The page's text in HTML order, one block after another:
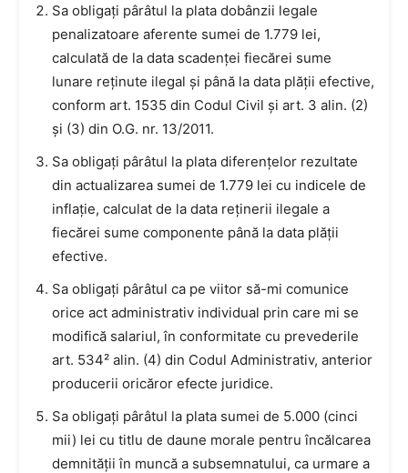
Sa obligați pârâtul la plata dobânzii legale
penalizatoare aferente sumei de 1.779 lei,
calculată de la data scadenței fiecărei sume
lunare reținute ilegal și până la data plății efective,
conform art. 1535 din Codul Civil și art. 3 alin. (2)
și (3) din O.G. nr. 13/2011.
Sa obligați pârâtul la plata diferențelor rezultate
din actualizarea sumei de 1.779 lei cu indicele de
inflație, calculat de la data reținerii ilegale a
fiecărei sume componente până la data plății
efective.
Sa obligați pârâtul ca pe viitor să-mi comunice
orice act administrativ individual prin care mi se
modifică salariul, în conformitate cu prevederile
art. 534² alin. (4) din Codul Administrativ, anterior
producerii oricăror efecte juridice.
Sa obligați pârâtul la plata sumei de 5.000 (cinci
mii) lei cu titlu de daune morale pentru încălcarea
demnității în muncă a subsemnatului, ca urmare a